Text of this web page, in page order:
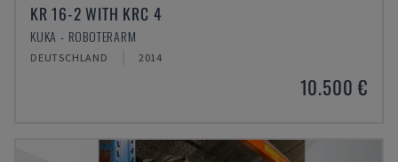
KR 16-2 WITH KRC 4
KUKA - ROBOTERARM
DEUTSCHLAND 2014
10.500 €